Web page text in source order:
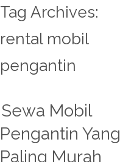
Tag Archives:
rental mobil
pengantin
Sewa Mobil
Pengantin Yang
Paling Murah